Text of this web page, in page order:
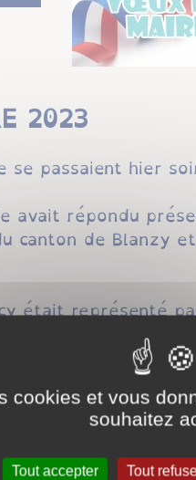
2023
passaient hier
avait répondu
canton de Blanzy
était représenté
Potherat et le
représenté
aussi présente
cookies et vous
souhaitez
Tout accepter Tout